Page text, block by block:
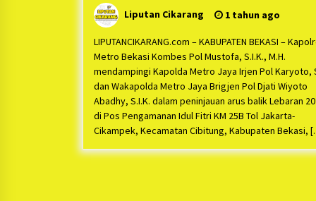
“Polisi tahun ini Sukses dan sangat
Berperan”
Liputan Cikarang 1 tahun ago
LIPUTANCIKARANG.com – KABUPATEN BEKASI –
Metro Bekasi Kombes Pol Mustofa, S.I.K., M.H.
mendampingi Kapolda Metro Jaya Irjen Pol Karyoto,
dan Wakapolda Metro Jaya Brigjen Pol Djati Wiyoto
Abadhy, S.I.K. dalam peninjauan arus balik Lebaran
di Pos Pengamanan Idul Fitri KM 25B Tol Jakarta-
Cikampek, Kecamatan Cibitung, Kabupaten Bekasi,